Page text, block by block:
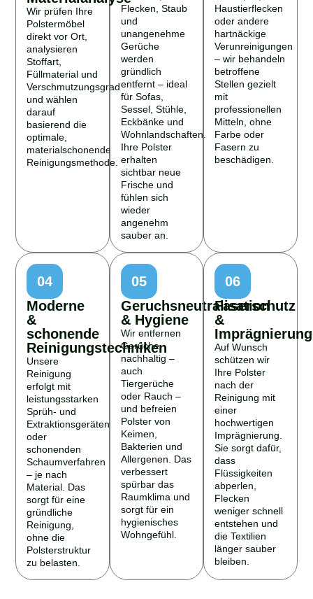
Wir prüfen Ihre
Polstermöbel
direkt vor Ort,
analysieren
Stoffart,
Füllmaterial und
Verschmutzungsgrad
und wählen
darauf
basierend die
optimale,
materialschonende
Reinigungsmethode.
Flecken, Staub
und
unangenehme
Gerüche
werden
gründlich
entfernt – ideal
für Sofas,
Sessel, Stühle,
Eckbänke und
Wohnlandschaften.
Ihre Polster
erhalten
sichtbar neue
Frische und
fühlen sich
wieder
angenehm
sauber an.
Haustierflecken
oder andere
hartnäckige
Verunreinigungen
– wir behandeln
betroffene
Stellen gezielt
mit
professionellen
Mitteln, ohne
Farbe oder
Fasern zu
beschädigen.
04
Moderne
&
schonende
Reinigungstechniken
Unsere
Reinigung
erfolgt mit
leistungsstarken
Sprüh- und
Extraktionsgeräten
oder
schonenden
Schaumverfahren
– je nach
Material. Das
sorgt für eine
gründliche
Reinigung,
ohne die
Polsterstruktur
zu belasten.
05
Geruchsneutralisation
& Hygiene
Wir entfernen
Gerüche
nachhaltig –
auch
Tiergerüche
oder Rauch –
und befreien
Polster von
Keimen,
Bakterien und
Allergenen. Das
verbessert
spürbar das
Raumklima und
sorgt für ein
hygienisches
Wohngefühl.
06
Faserschutz
&
Imprägnierung
Auf Wunsch
schützen wir
Ihre Polster
nach der
Reinigung mit
einer
hochwertigen
Imprägnierung.
Sie sorgt dafür,
dass
Flüssigkeiten
abperlen,
Flecken
weniger schnell
entstehen und
die Textilien
länger sauber
bleiben.